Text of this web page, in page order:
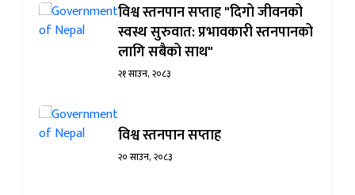
विश्व स्तनपान सप्ताह "दिगो जीवनको
स्वस्थ सुरुवात: प्रभावकारी स्तनपानको
लागि सबैको साथ"
२१ साउन, २०८३
विश्व स्तनपान सप्ताह
२० साउन, २०८३